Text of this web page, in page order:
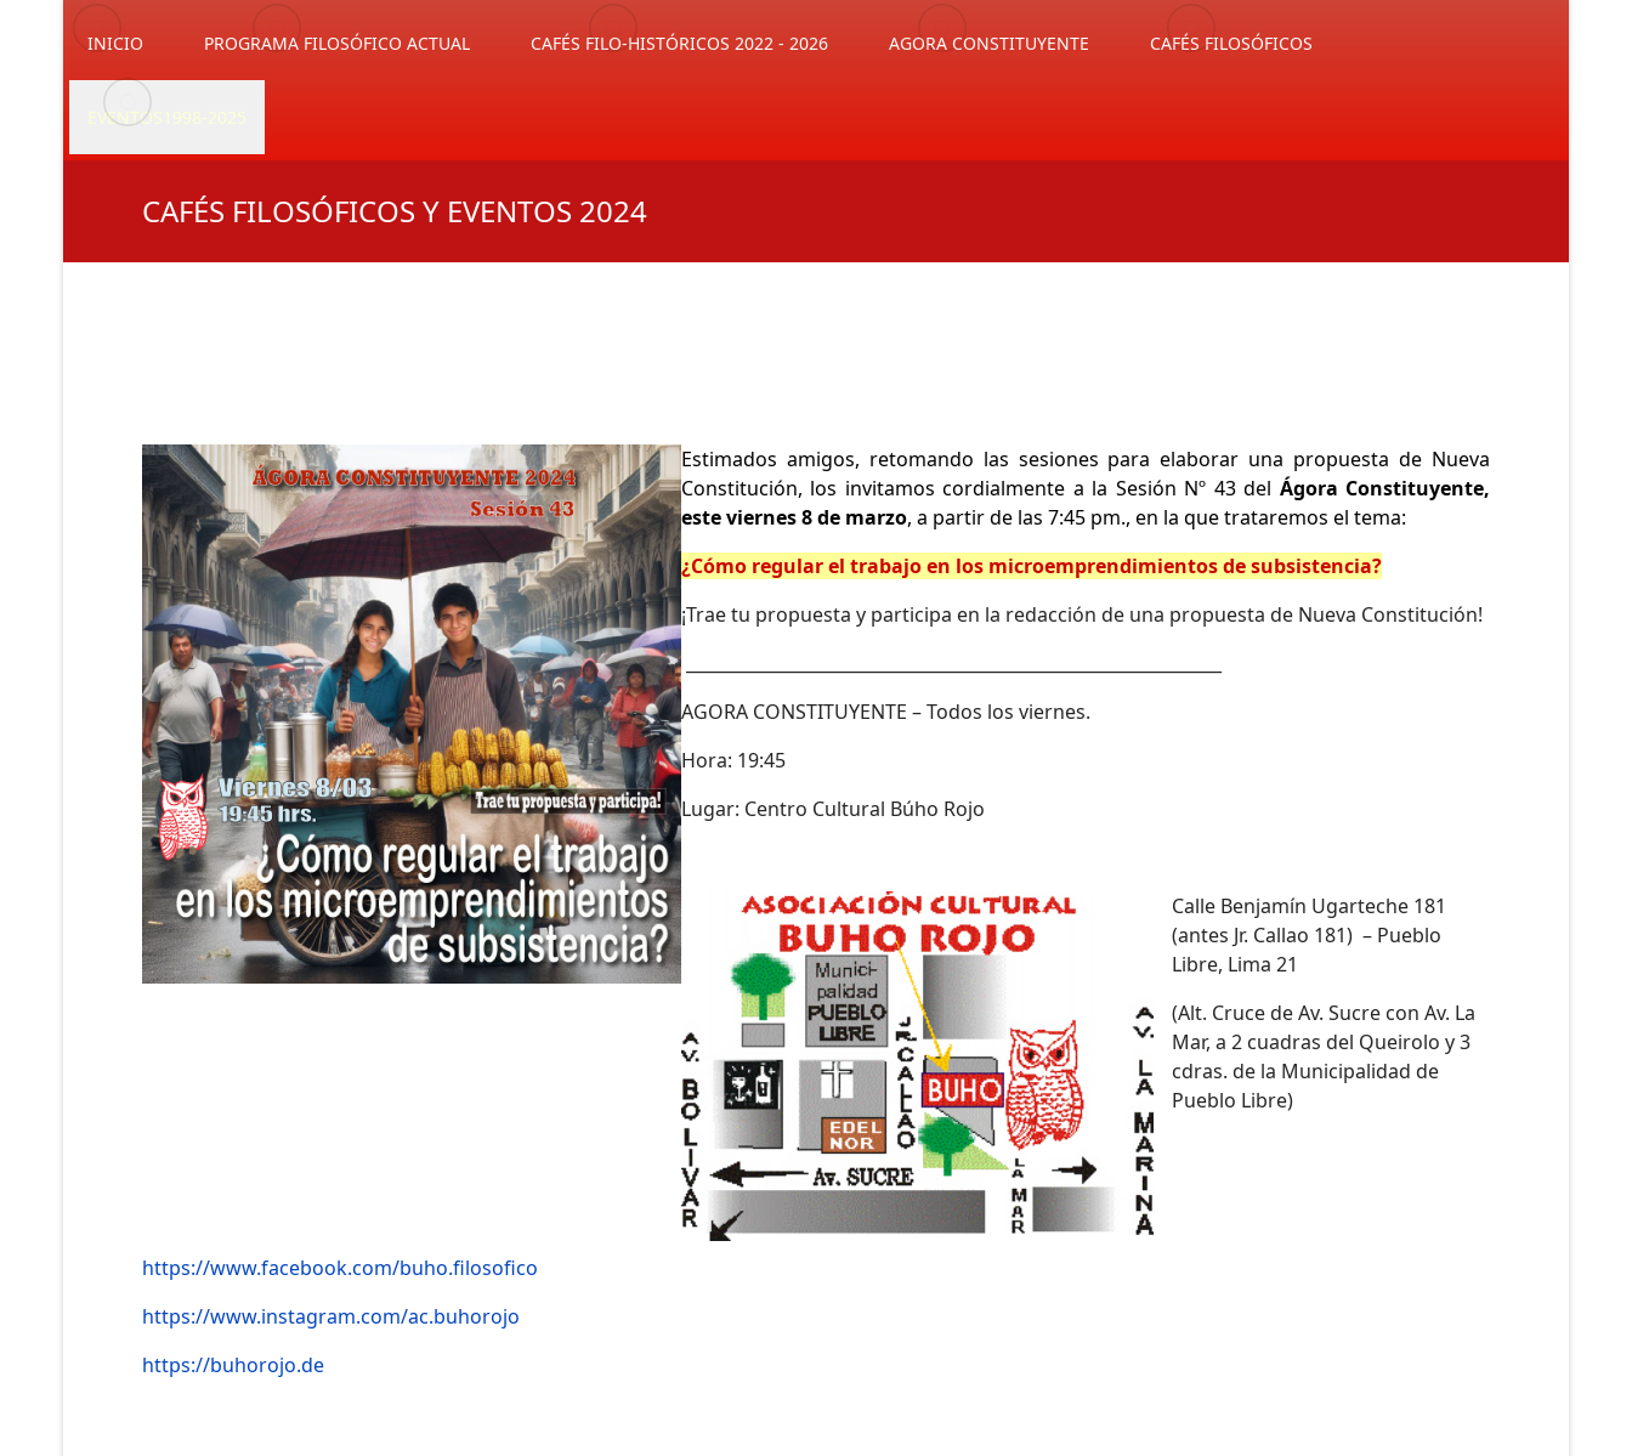
INICIO PROGRAMA FILOSÓFICO ACTUAL CAFÉS FILO-HISTÓRICOS 2022 - 2026 AGORA CONSTITUYENTE CAFÉS FILOSÓFICOS
EVENTOS1998-2025
CAFÉS FILOSÓFICOS Y EVENTOS 2024
Estimados amigos, retomando las sesiones para elaborar una propuesta de Nueva
Constitución, los invitamos cordialmente a la Sesión Nº 43 del Ágora Constituyente,
este viernes 8 de marzo, a partir de las 7:45 pm., en la que trataremos el tema:
¿Cómo regular el trabajo en los microemprendimientos de subsistencia?
¡Trae tu propuesta y participa en la redacción de una propuesta de Nueva Constitución!
AGORA CONSTITUYENTE – Todos los viernes.
Hora: 19:45
Lugar: Centro Cultural Búho Rojo
Calle Benjamín Ugarteche 181
(antes Jr. Callao 181) – Pueblo
Libre, Lima 21
(Alt. Cruce de Av. Sucre con Av. La
Mar, a 2 cuadras del Queirolo y 3
cdras. de la Municipalidad de
Pueblo Libre)
https://www.facebook.com/buho.filosofico
https://www.instagram.com/ac.buhorojo
https://buhorojo.de